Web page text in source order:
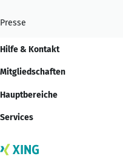
Presse
Hilfe & Kontakt
Mitgliedschaften
Hauptbereiche
Services